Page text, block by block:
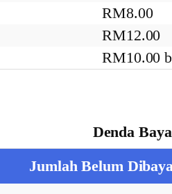
RM8.00
RM12.00
RM10.00
Denda
Jumlah Belum